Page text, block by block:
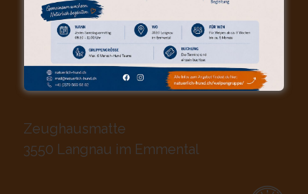
TRAININGSGELÄNDE
Zeughausmatte
3550 Langnau im Emmental